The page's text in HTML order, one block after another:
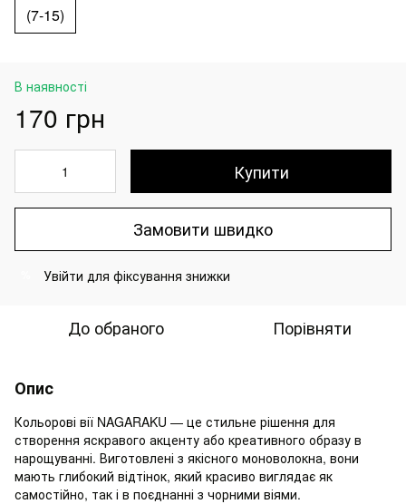
(7-15)
В наявності
170 грн
Купити
Замовити швидко
Увійти для фіксування знижки
До обраного Порівняти
Опис
Кольорові вії NAGARAKU — це стильне рішення для
створення яскравого акценту або креативного образу в
нарощуванні. Виготовлені з якісного моноволокна, вони
мають глибокий відтінок, який красиво виглядає як
самостійно, так і в поєднанні з чорними віями.